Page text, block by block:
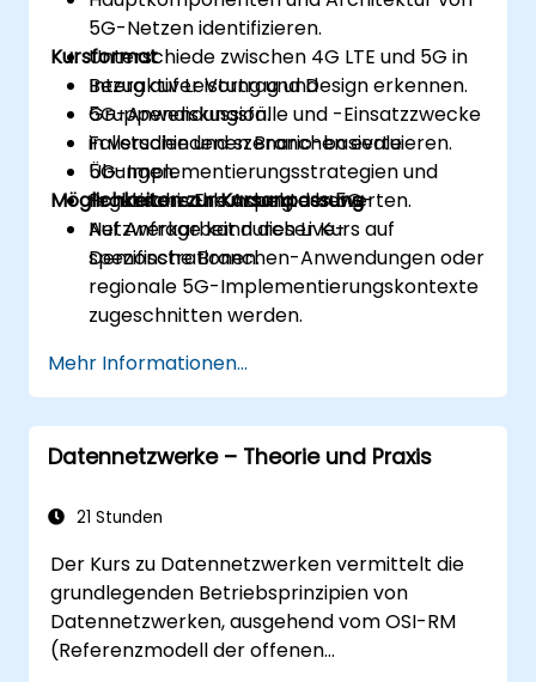
5G-Netzen identifizieren.
Unterschiede zwischen 4G LTE und 5G in
Bezug auf Leistung und Design erkennen.
5G-Anwendungsfälle und -Einsatzzwecke
in verschiedenen Branchen evaluieren.
5G-Implementierungsstrategien und
regulatorische Aspekte bewerten.
Kursformat
Interaktiver Vortrag und
Gruppendiskussion.
Fallstudien und szenario-basierte
Übungen.
Praktische Erkundung der 5G-
Netzwerkarbeit durch Live-
Demonstrationen.
Möglichkeiten zur Kursanpassung
Auf Anfrage kann dieser Kurs auf
spezifische Branchen-Anwendungen oder
regionale 5G-Implementierungskontexte
zugeschnitten werden.
Mehr Informationen...
Datennetzwerke – Theorie und Praxis
21 Stunden
Der Kurs zu Datennetzwerken vermittelt die
grundlegenden Betriebsprinzipien von
Datennetzwerken, ausgehend vom OSI-RM
(Referenzmodell der offenen